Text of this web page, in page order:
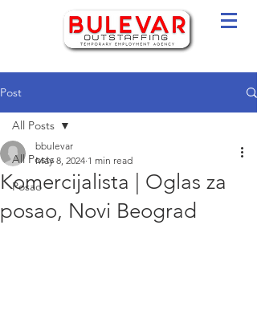
Post
All Posts
Posao
All Posts
Komercijalista | Oglas za
posao, Novi Beograd
bbulevar
May 8, 2024 1 min read